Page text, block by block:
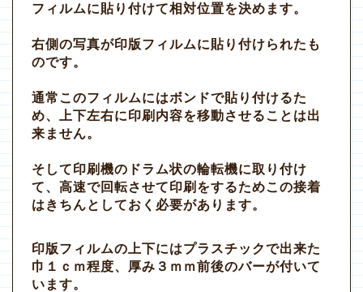
フィルムに貼り付けて相対位置を決めます。
右側の写真が印版フィルムに貼り付けられたも
のです。
通常このフィルムにはボンドで貼り付けるた
め、上下左右に印刷内容を移動させることは出
来ません。
そして印刷機のドラム状の輪転機に取り付け
て、高速で回転させて印刷をするためこの接着
はきちんとしておく必要があります。
印版フィルムの上下にはプラスチックで出来た
巾１ｃｍ程度、厚み３ｍｍ前後のバーが付いて
います。